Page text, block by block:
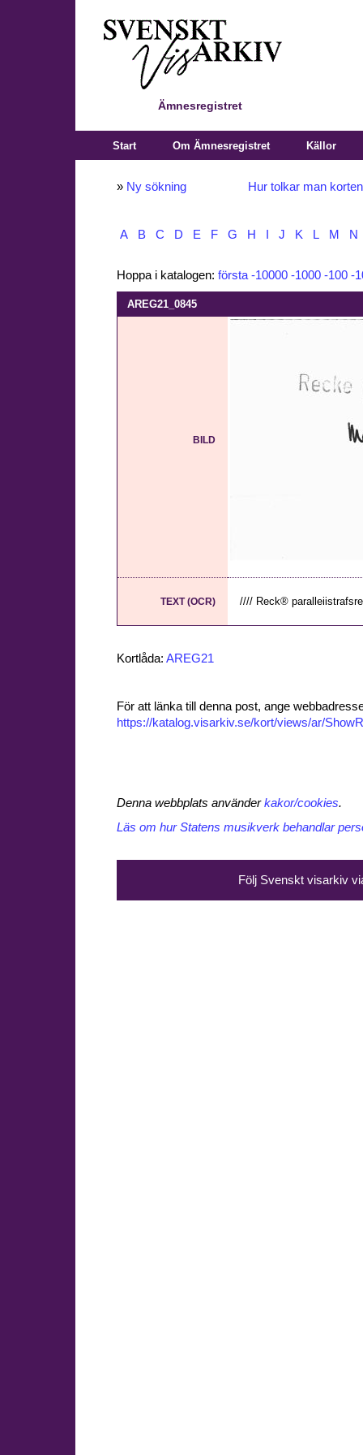
Ämnesregistret
Start Om Ämnesregistret Källor
» Ny sökning Hur tolkar man
A B C D E F G H J K L M N
Hoppa i katalogen: första -10000 -1000 -100 -
AREG21_0845
BILD
TEXT (OCR) //// Reck®
Kortlåda: AREG21
För att länka till denna post, ange
https://katalog.visarkiv.se/kort/views/ar/
Denna webbplats använderkakor/cookies.
Läs om hur Statens musikverk behandlar
Följ Svenskt visarkiv